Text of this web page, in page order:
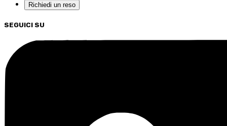
Richiedi un reso
SEGUICI SU